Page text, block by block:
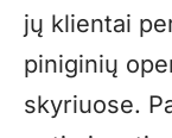
jų klientai
piniginių
skyriuose.